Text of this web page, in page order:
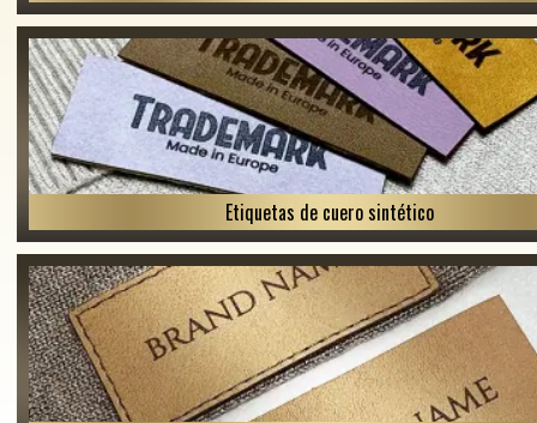
Etiquetas de cuero sintético